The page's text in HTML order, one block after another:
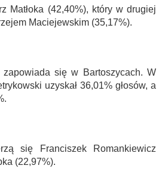
Matłoka (42,40%), który w drugiej
Maciejewskim (35,17%).
zapowiada się w Bartoszycach. W
uzyskał 36,01% głosów, a
się Franciszek Romankiewicz
(22,97%).